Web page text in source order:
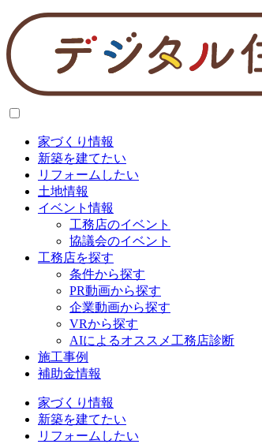
家づくり情報
新築を建てたい
リフォームしたい
土地情報
イベント情報
工務店のイベント
協議会のイベント
工務店を探す
条件から探す
PR動画から探す
企業動画から探す
VRから探す
AIによるオススメ工務店診断
施工事例
補助金情報
家づくり情報
新築を建てたい
リフォームしたい